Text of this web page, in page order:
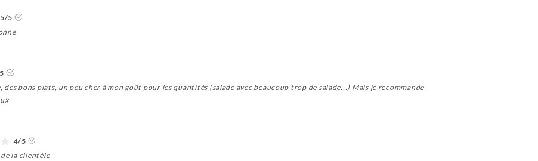
5/5
bons plats, un peu cher à mon goût pour les quantités (salade avec beaucoup trop de salade...) Mais je recommande
4/5
la clientèle